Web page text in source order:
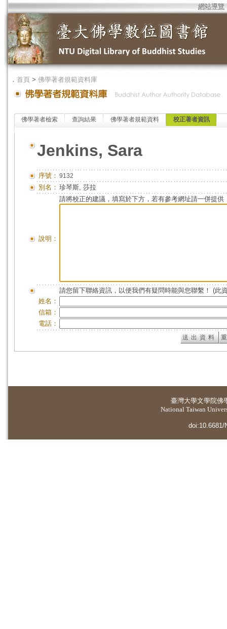
網站導覽
． 首頁 > 佛學著者規範資料庫
佛學著者檢索 查詢結果 佛學著者規範資料 校正著者資訊
Jenkins, Sara
序號： 9132
別名： 珍琴斯, 莎拉
說明：
請將校正的建議，填寫於下方，若有參考網址請一併提供
請您留下聯絡資訊，以便我們有疑問時能與您聯繫！ (此
姓名：
信箱：
電話：
臺灣大學文學院佛
National Taiwan
doi:10.6681/